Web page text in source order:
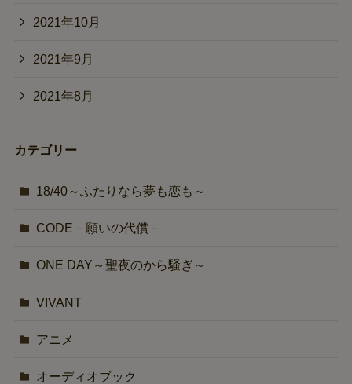
2021年10月
2021年9月
2021年8月
カテゴリー
18/40～ふたりなら夢も恋も～
CODE－願いの代償－
ONE DAY～聖夜のから騒ぎ～
VIVANT
アニメ
オーディオブック